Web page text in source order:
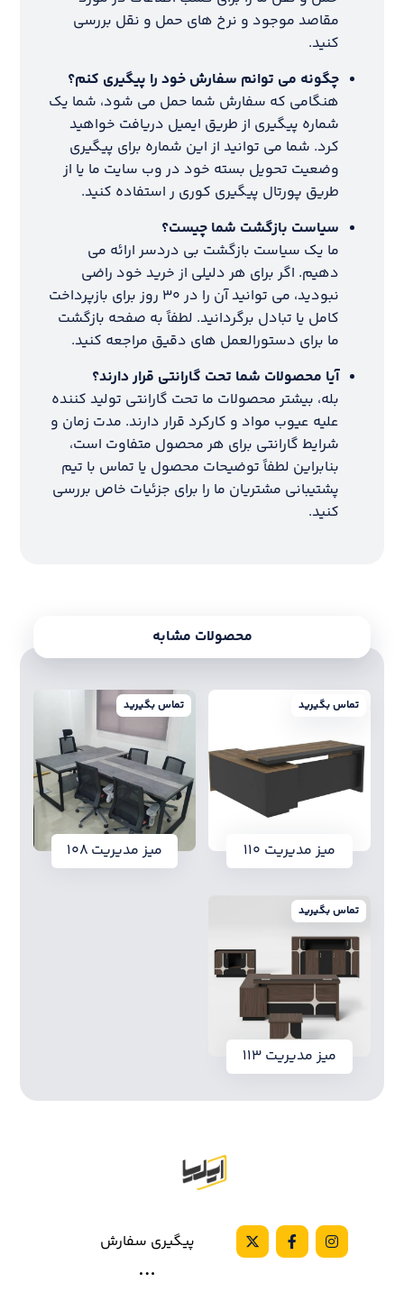
مقاصد موجود و نرخ های حمل و نقل بررسی
کنید.
چگونه می توانم سفارش خود را پیگیری کنم؟
هنگامی که سفارش شما حمل می شود، شما یک
شماره پیگیری از طریق ایمیل دریافت خواهید
کرد. شما می توانید از این شماره برای پیگیری
وضعیت تحویل بسته خود در وب سایت ما یا از
طریق پورتال پیگیری کوری ر استفاده کنید.
سیاست بازگشت شما چیست؟
ما یک سیاست بازگشت بی دردسر ارائه می
دهیم. اگر برای هر دلیلی از خرید خود راضی
نبودید، می توانید آن را در ۳۰ روز برای بازپرداخت
کامل یا تبادل برگردانید. لطفاً به صفحه بازگشت
ما برای دستورالعمل های دقیق مراجعه کنید.
آیا محصولات شما تحت گارانتی قرار دارند؟
بله، بیشتر محصولات ما تحت گارانتی تولید کننده
علیه عیوب مواد و کارکرد قرار دارند. مدت زمان و
شرایط گارانتی برای هر محصول متفاوت است،
بنابراین لطفاً توضیحات محصول یا تماس با تیم
پشتیبانی مشتریان ما را برای جزئیات خاص بررسی
کنید.
محصولات مشابه
میز مدیریت ۱۱۰
تماس بگیرید
میز مدیریت ۱۰۸
تماس بگیرید
میز مدیریت ۱۱۳
تماس بگیرید
پیگیری سفارش